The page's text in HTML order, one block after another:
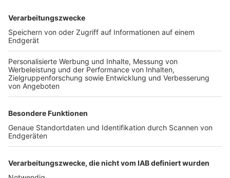
TOP-VEREINE
TOP-PARTNER